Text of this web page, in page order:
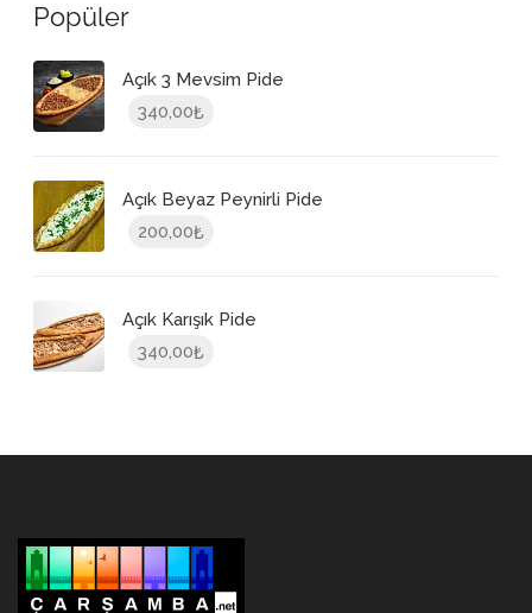
Popüler
Açık 3 Mevsim Pide
340,00₺
Açık Beyaz Peynirli Pide
200,00₺
Açık Karışık Pide
340,00₺